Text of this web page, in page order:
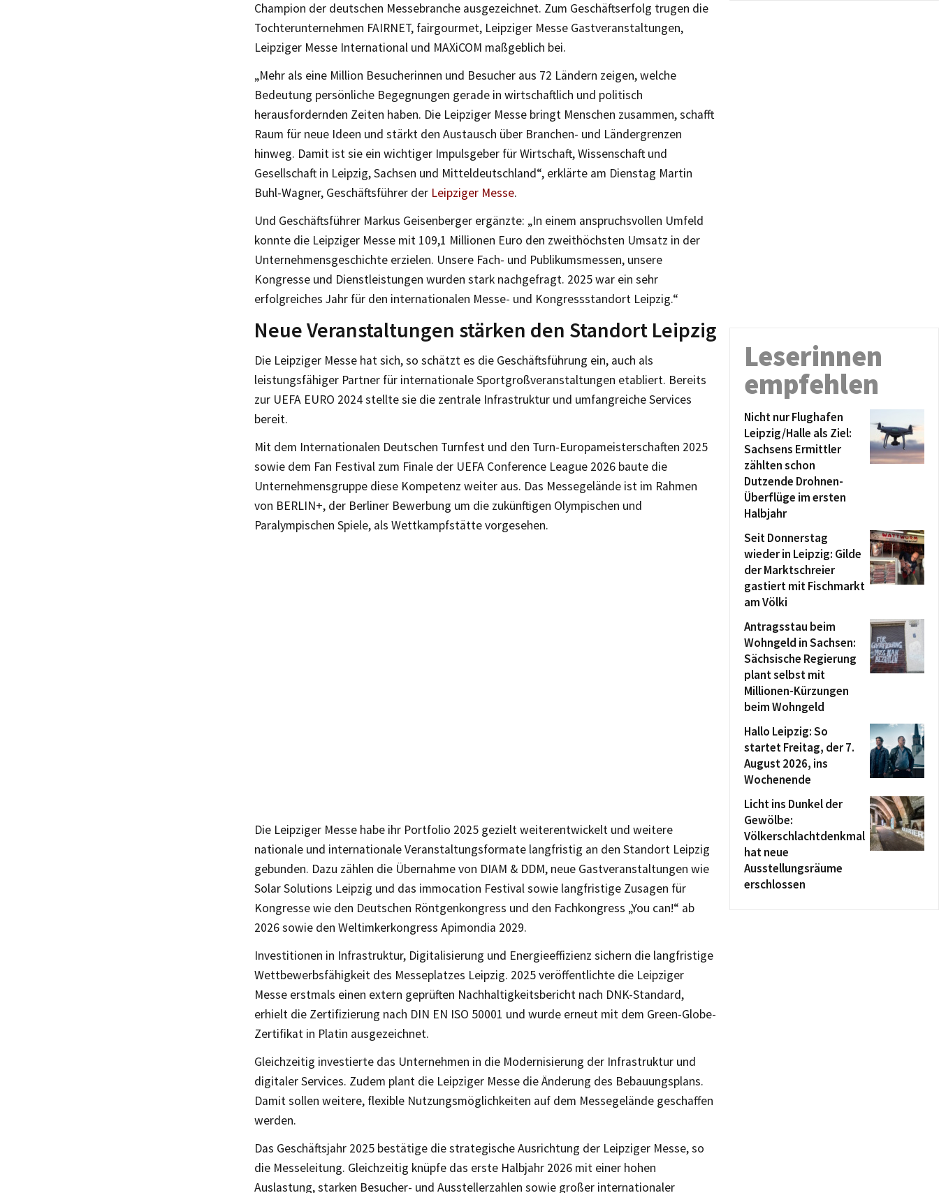
Champion der deutschen Messebranche ausgezeichnet. Zum Geschäftserfolg trugen die
Tochterunternehmen FAIRNET, fairgourmet, Leipziger Messe Gastveranstaltungen,
Leipziger Messe International und MAXiCOM maßgeblich bei.
„Mehr als eine Million Besucherinnen und Besucher aus 72 Ländern zeigen, welche
Bedeutung persönliche Begegnungen gerade in wirtschaftlich und politisch
herausfordernden Zeiten haben. Die Leipziger Messe bringt Menschen zusammen, schafft
Raum für neue Ideen und stärkt den Austausch über Branchen- und Ländergrenzen
hinweg. Damit ist sie ein wichtiger Impulsgeber für Wirtschaft, Wissenschaft und
Gesellschaft in Leipzig, Sachsen und Mitteldeutschland“, erklärte am Dienstag Martin
Buhl-Wagner, Geschäftsführer der Leipziger Messe.
Und Geschäftsführer Markus Geisenberger ergänzte: „In einem anspruchsvollen Umfeld
konnte die Leipziger Messe mit 109,1 Millionen Euro den zweithöchsten Umsatz in der
Unternehmensgeschichte erzielen. Unsere Fach- und Publikumsmessen, unsere
Kongresse und Dienstleistungen wurden stark nachgefragt. 2025 war ein sehr
erfolgreiches Jahr für den internationalen Messe- und Kongressstandort Leipzig.“
Neue Veranstaltungen stärken den Standort Leipzig
Die Leipziger Messe hat sich, so schätzt es die Geschäftsführung ein, auch als
leistungsfähiger Partner für internationale Sportgroßveranstaltungen etabliert. Bereits
zur UEFA EURO 2024 stellte sie die zentrale Infrastruktur und umfangreiche Services
bereit.
Mit dem Internationalen Deutschen Turnfest und den Turn-Europameisterschaften 2025
sowie dem Fan Festival zum Finale der UEFA Conference League 2026 baute die
Unternehmensgruppe diese Kompetenz weiter aus. Das Messegelände ist im Rahmen
von BERLIN+, der Berliner Bewerbung um die zukünftigen Olympischen und
Paralympischen Spiele, als Wettkampfstätte vorgesehen.
Die Leipziger Messe habe ihr Portfolio 2025 gezielt weiterentwickelt und weitere
nationale und internationale Veranstaltungsformate langfristig an den Standort Leipzig
gebunden. Dazu zählen die Übernahme von DIAM & DDM, neue Gastveranstaltungen wie
Solar Solutions Leipzig und das immocation Festival sowie langfristige Zusagen für
Kongresse wie den Deutschen Röntgenkongress und den Fachkongress „You can!“ ab
2026 sowie den Weltimkerkongress Apimondia 2029.
Investitionen in Infrastruktur, Digitalisierung und Energieeffizienz sichern die langfristige
Wettbewerbsfähigkeit des Messeplatzes Leipzig. 2025 veröffentlichte die Leipziger
Messe erstmals einen extern geprüften Nachhaltigkeitsbericht nach DNK-Standard,
erhielt die Zertifizierung nach DIN EN ISO 50001 und wurde erneut mit dem Green-Globe-
Zertifikat in Platin ausgezeichnet.
Gleichzeitig investierte das Unternehmen in die Modernisierung der Infrastruktur und
digitaler Services. Zudem plant die Leipziger Messe die Änderung des Bebauungsplans.
Damit sollen weitere, flexible Nutzungsmöglichkeiten auf dem Messegelände geschaffen
werden.
Das Geschäftsjahr 2025 bestätige die strategische Ausrichtung der Leipziger Messe, so
die Messeleitung. Gleichzeitig knüpfe das erste Halbjahr 2026 mit einer hohen
Auslastung, starken Besucher- und Ausstellerzahlen sowie großer internationaler
Leserinnen
empfehlen
Nicht nur Flughafen
Leipzig/Halle als Ziel:
Sachsens Ermittler
zählten schon
Dutzende Drohnen-
Überflüge im ersten
Halbjahr
Seit Donnerstag
wieder in Leipzig: Gilde
der Marktschreier
gastiert mit Fischmarkt
am Völki
Antragsstau beim
Wohngeld in Sachsen:
Sächsische Regierung
plant selbst mit
Millionen-Kürzungen
beim Wohngeld
Hallo Leipzig: So
startet Freitag, der 7.
August 2026, ins
Wochenende
Licht ins Dunkel der
Gewölbe:
Völkerschlachtdenkmal
hat neue
Ausstellungsräume
erschlossen